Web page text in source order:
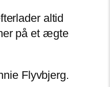
altid
på et ægte
Flyvbjerg.